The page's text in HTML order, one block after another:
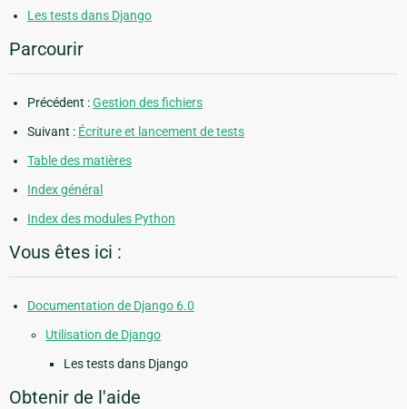
Les tests dans Django
Parcourir
Précédent :Gestion des fichiers
Suivant : Écriture et lancement de tests
Table des matières
Index général
Index des modules Python
Vous êtes ici :
Documentation de Django 6.0
Utilisation de Django
Les tests dans Django
Obtenir de l'aide